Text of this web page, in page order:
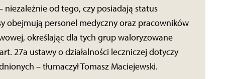
od tego, czy posiadają status
obejmują personel medyczny oraz pracowników
określając dla tych grup waloryzowane
27a ustawy o działalności leczniczej dotyczy
– tłumaczył Tomasz Maciejewski.